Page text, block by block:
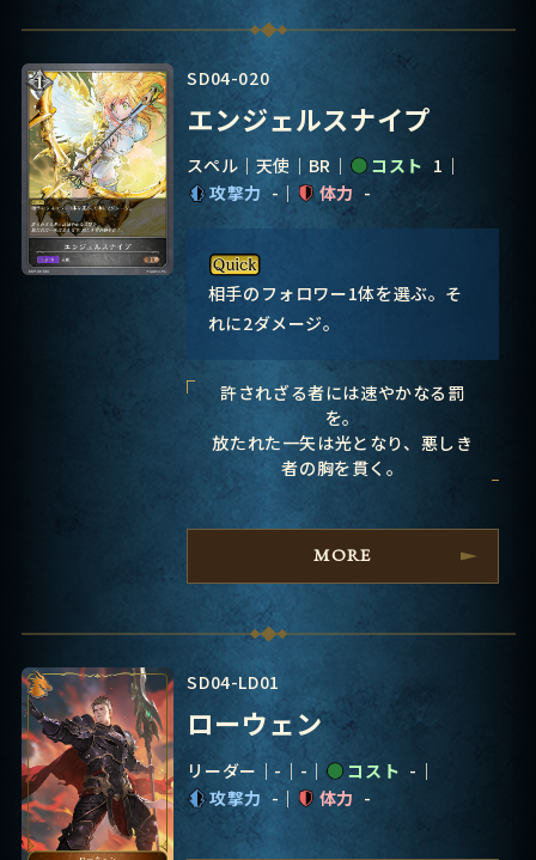
SD04-020
エンジェルスナイプ
スペル 天使 BR コスト 1
攻撃力 - 体力 -
相手のフォロワー1体を選ぶ。そ
れに2ダメージ。
許されざる者には速やかなる罰
を。
放たれた一矢は光となり、悪しき
者の胸を貫く。
MORE
SD04-LD01
ローウェン
リーダー - - コスト -
攻撃力 - 体力 -